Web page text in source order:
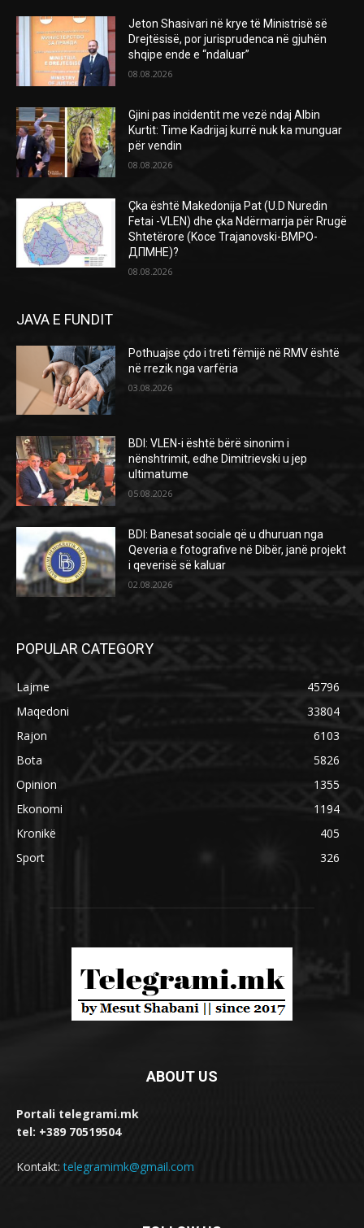
Jeton Shasivari në krye të Ministrisë së
Drejtësisë, por jurisprudenca në gjuhën
shqipe ende e “ndaluar”
08.08.2026
Gjini pas incidentit me vezë ndaj Albin
Kurtit: Time Kadrijaj kurrë nuk ka munguar
për vendin
08.08.2026
Çka është Makedonija Pat (U.D Nuredin
Fetai -VLEN) dhe çka Ndërmarrja për Rrugë
Shtetërore (Koce Trajanovski-ВМРО-
ДПМНЕ)?
08.08.2026
JAVA E FUNDIT
Pothuajse çdo i treti fëmijë në RMV është
në rrezik nga varfëria
03.08.2026
BDI: VLEN-i është bërë sinonim i
nënshtrimit, edhe Dimitrievski u jep
ultimatume
05.08.2026
BDI: Banesat sociale që u dhuruan nga
Qeveria e fotografive në Dibër, janë projekt
i qeverisë së kaluar
02.08.2026
POPULAR CATEGORY
Lajme
45796
Maqedoni
33804
Rajon
6103
Bota
5826
Opinion
1355
Ekonomi
1194
Kronikë
405
Sport
326
ABOUT US
Portali telegrami.mk
tel: +389 70519504
Kontakt:telegramimk@gmail.com